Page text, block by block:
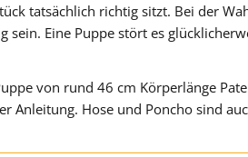
tatsächlich richtig sitzt. Bei der
sein. Eine Puppe stört es
von rund 46 cm Körperlänge
Anleitung. Hose und Poncho sind